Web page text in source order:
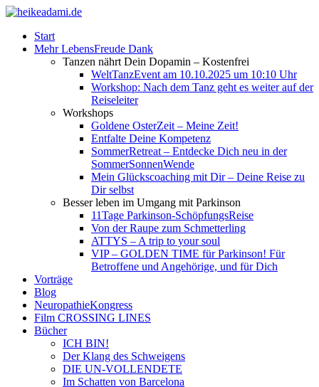
Start
Mehr LebensFreude Dank
Tanzen nährt Dein Dopamin – Kostenfrei
WeltTanzEvent am 10.10.2025 um 10:10 Uhr
Workshop: Nach dem Tanz geht es weiter auf der
Reiseleiter
Workshops
Goldene OsterZeit – Meine Zeit!
Entfalte Deine Kompetenz
SommerRetreat – Entdecke Dich neu in der
SommerSonnenWende
Mein Glückscoaching mit Dir – Deine Reise zu
Dir selbst
Besser leben im Umgang mit Parkinson
11Tage Parkinson-SchöpfungsReise
Von der Raupe zum Schmetterling
ATTYS – A trip to your soul
VIP – GOLDEN TIME für Parkinson! Für
Betroffene und Angehörige, und für Dich
Vorträge
Blog
NeuropathieKongress
Film CROSSING LINES
Bücher
ICH BIN!
Der Klang des Schweigens
DIE UN-VOLLENDETE
Im Schatten von Barcelona